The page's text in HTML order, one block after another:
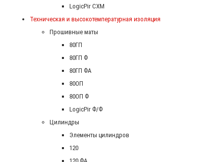
LogicPir СХМ
Техническая и высокотемпературная изоляция
Прошивные маты
80ГП
80ГП Ф
80ГП ФА
80ОП
80ОП Ф
LogicPir Ф/Ф
Цилиндры
Элементы цилиндров
120